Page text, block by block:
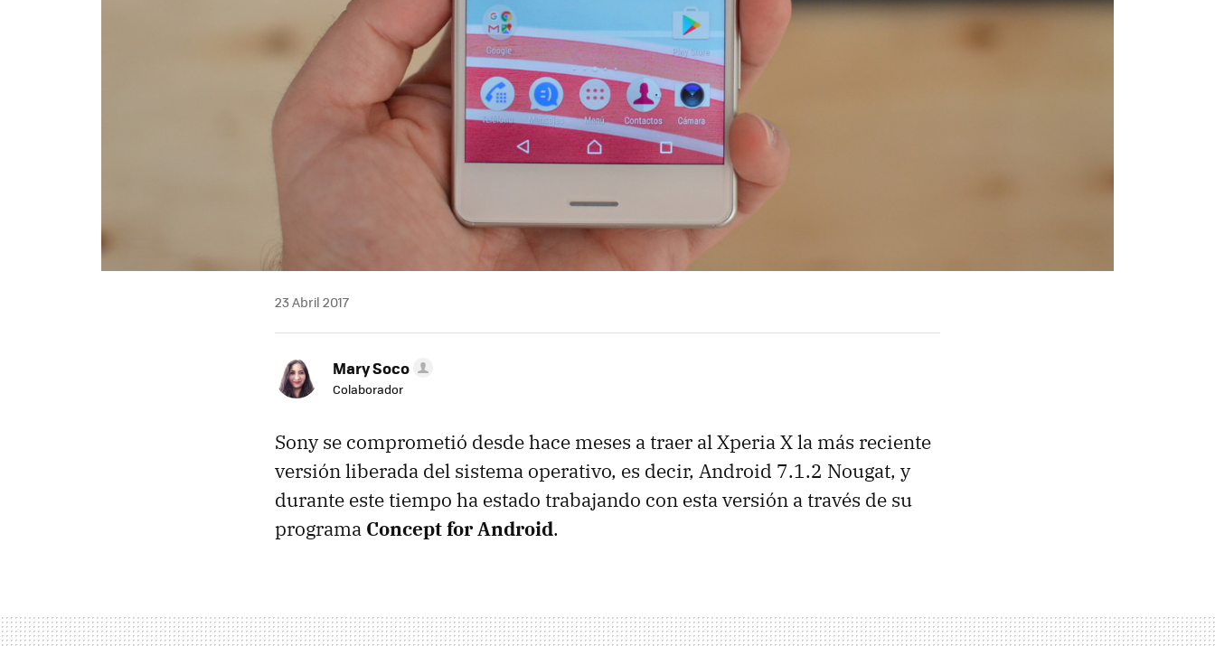
23 Abril 2017
Mary Soco
Colaborador
Sony se comprometió desde hace meses a traer al Xperia X la más reciente
versión liberada del sistema operativo, es decir, Android 7.1.2 Nougat, y
durante este tiempo ha estado trabajando con esta versión a través de su
programa Concept for Android.